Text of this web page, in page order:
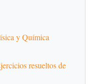
y Química
resueltos de